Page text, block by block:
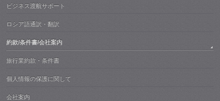
ビジネス渡航サポート
ロシア語通訳・翻訳
約款/条件書/会社案内
旅行業約款・条件書
個人情報の保護に関して
会社案内